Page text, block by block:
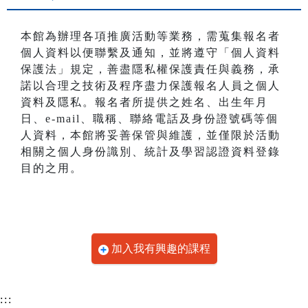
本館為辦理各項推廣活動等業務，需蒐集報名者
個人資料以便聯繫及通知，並將遵守「個人資料
保護法」規定，善盡隱私權保護責任與義務，承
諾以合理之技術及程序盡力保護報名人員之個人
資料及隱私。報名者所提供之姓名、出生年月
日、e-mail、職稱、聯絡電話及身份證號碼等個
人資料，本館將妥善保管與維護，並僅限於活動
相關之個人身份識別、統計及學習認證資料登錄
目的之用。
加入我有興趣的課程
:::